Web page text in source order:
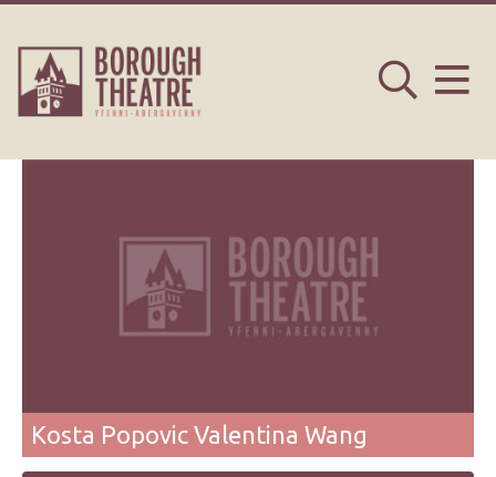
Kosta Popovic Valentina Wang